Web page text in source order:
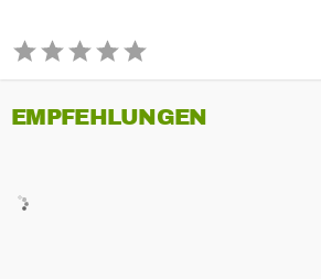
EMPFEHLUNGEN